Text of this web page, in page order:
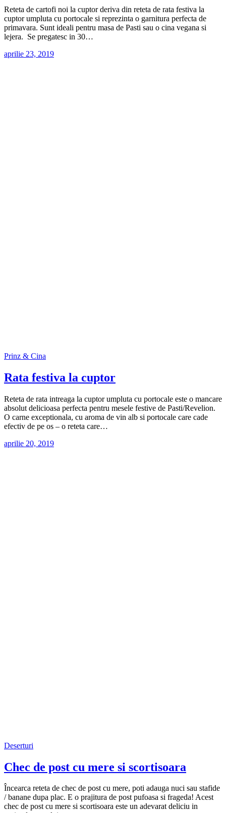
Reteta de cartofi noi la cuptor deriva din reteta de rata festiva la
cuptor umpluta cu portocale si reprezinta o garnitura perfecta de
primavara. Sunt ideali pentru masa de Pasti sau o cina vegana si
lejera. Se pregatesc in 30…
aprilie 23, 2019
Prinz & Cina
Rata festiva la cuptor
Reteta de rata intreaga la cuptor umpluta cu portocale este o mancare
absolut delicioasa perfecta pentru mesele festive de Pasti/Revelion.
O carne exceptionala, cu aroma de vin alb si portocale care cade
efectiv de pe os – o reteta care…
aprilie 20, 2019
Deserturi
Chec de post cu mere si scortisoara
Încearca reteta de chec de post cu mere, poti adauga nuci sau stafide
/ banane dupa plac. E o prajitura de post pufoasa si frageda! Acest
chec de post cu mere si scortisoara este un adevarat deliciu in